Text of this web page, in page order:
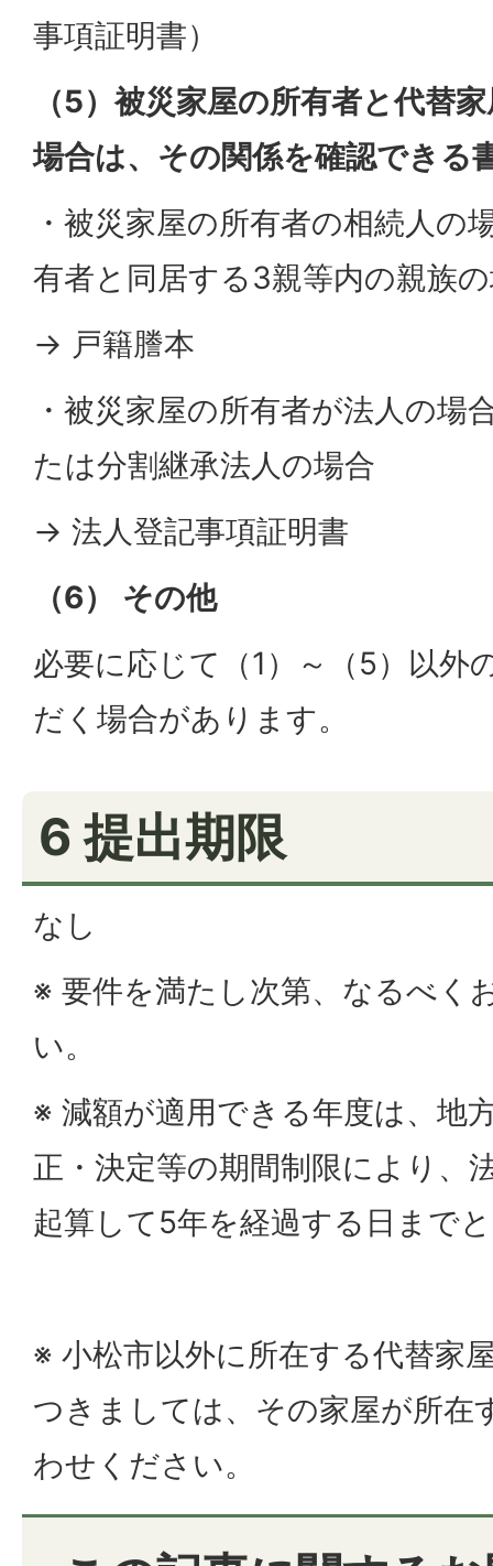
事項証明書）
（5）被災家屋の所有者と代替
場合は、その関係を確認できる
・被災家屋の所有者の相続人の
有者と同居する3親等内の親族
→ 戸籍謄本
・被災家屋の所有者が法人の場
たは分割継承法人の場合
→ 法人登記事項証明書
（6） その他
必要に応じて（1）～（5）以外
だく場合があります。
6 提出期限
なし
※ 要件を満たし次第、なるべく
い。
※ 減額が適用できる年度は、地
正・決定等の期間制限により、
起算して5年を経過する日まで
※ 小松市以外に所在する代替家
つきましては、その家屋が所在
わせください。